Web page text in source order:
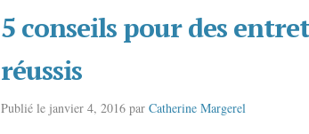
5 conseils pour des
réussis
Publié le janvier 4, 2016 par Catherine Margerel